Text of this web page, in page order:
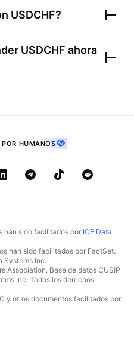
USDCHF?
USDCHF ahora
POR HUMANOS
han sido facilitados por ICE Data
han sido facilitados por FactSet.
Systems Inc.
Base de datos CUSIP
Inc. Todos los derechos
y otros documentos facilitados por